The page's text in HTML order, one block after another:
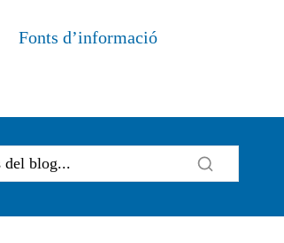
Fonts d’informació